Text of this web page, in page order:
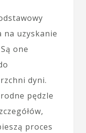
na uzyskanie
one
dyni.
pędzle
proces